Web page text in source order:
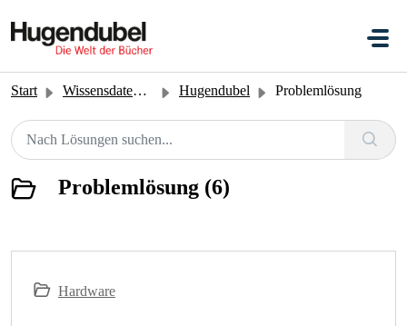
Start Wissensdatenbank Hugendubel Problemlösung
Problemlösung (6)
Hardware